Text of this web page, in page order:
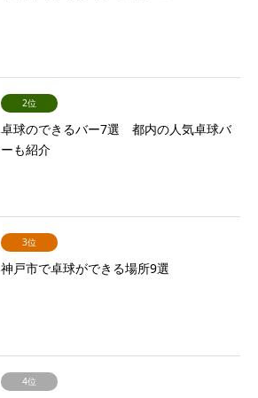
2位
卓球のできるバー7選 都内の人気卓球バ
ーも紹介
3位
神戸市で卓球ができる場所9選
4位